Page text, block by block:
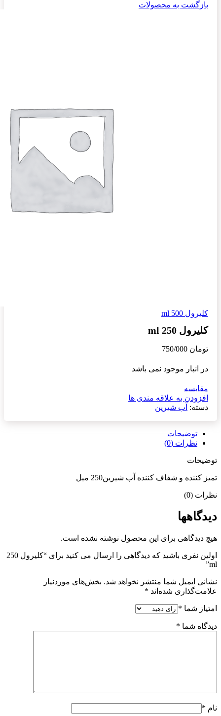
بازگشت به محصولات
کلیرول 500 ml
کلیرول 250 ml
تومان
در انبار موجود نمی باشد
مقایسه
افزودن به علاقه مندی ها
دسته: آب شیرین
توضیحات
نظرات (0)
توضیحات
تمیز کننده و شفاف کننده آب شیرین250 میل
نظرات (0)
دیدگاهها
هیچ دیدگاهی برای این محصول نوشته نشده است.
اولین نفری باشید که دیدگاهی را ارسال می کنید برای “کلیرول 250
ml”
نشانی ایمیل شما منتشر نخواهد شد. بخش‌های موردنیاز
علامت‌گذاری شده‌اند *
امتیاز شما *
دیدگاه شما *
نام *